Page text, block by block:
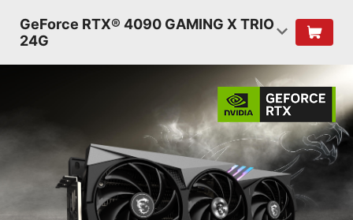
GeForce RTX® 4090 GAMING X TRIO
24G